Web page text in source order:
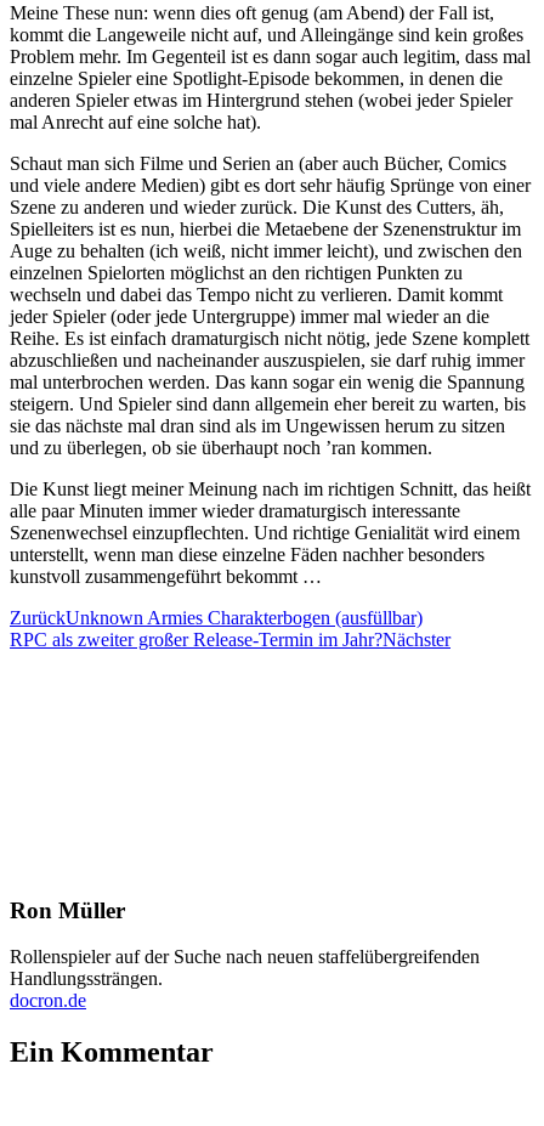
Meine These nun: wenn dies oft genug (am Abend) der Fall ist,
kommt die Langeweile nicht auf, und Alleingänge sind kein großes
Problem mehr. Im Gegenteil ist es dann sogar auch legitim, dass mal
einzelne Spieler eine Spotlight-Episode bekommen, in denen die
anderen Spieler etwas im Hintergrund stehen (wobei jeder Spieler
mal Anrecht auf eine solche hat).
Schaut man sich Filme und Serien an (aber auch Bücher, Comics
und viele andere Medien) gibt es dort sehr häufig Sprünge von einer
Szene zu anderen und wieder zurück. Die Kunst des Cutters, äh,
Spielleiters ist es nun, hierbei die Metaebene der Szenenstruktur im
Auge zu behalten (ich weiß, nicht immer leicht), und zwischen den
einzelnen Spielorten möglichst an den richtigen Punkten zu
wechseln und dabei das Tempo nicht zu verlieren. Damit kommt
jeder Spieler (oder jede Untergruppe) immer mal wieder an die
Reihe. Es ist einfach dramaturgisch nicht nötig, jede Szene komplett
abzuschließen und nacheinander auszuspielen, sie darf ruhig immer
mal unterbrochen werden. Das kann sogar ein wenig die Spannung
steigern. Und Spieler sind dann allgemein eher bereit zu warten, bis
sie das nächste mal dran sind als im Ungewissen herum zu sitzen
und zu überlegen, ob sie überhaupt noch ’ran kommen.
Die Kunst liegt meiner Meinung nach im richtigen Schnitt, das heißt
alle paar Minuten immer wieder dramaturgisch interessante
Szenenwechsel einzupflechten. Und richtige Genialität wird einem
unterstellt, wenn man diese einzelne Fäden nachher besonders
kunstvoll zusammengeführt bekommt …
ZurückUnknown Armies Charakterbogen (ausfüllbar)
RPC als zweiter großer Release-Termin im Jahr?Nächster
Ron Müller
Rollenspieler auf der Suche nach neuen staffelübergreifenden
Handlungssträngen.
docron.de
Ein Kommentar